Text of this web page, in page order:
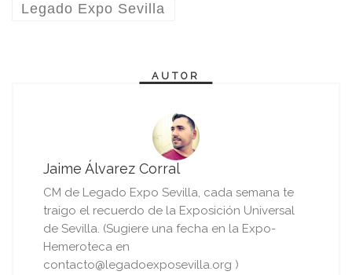
Legado Expo Sevilla
AUTOR
Jaime Álvarez Corral
CM de Legado Expo Sevilla, cada semana te
traigo el recuerdo de la Exposición Universal
de Sevilla. (Sugiere una fecha en la Expo-
Hemeroteca en
contacto@legadoexposevilla.org )